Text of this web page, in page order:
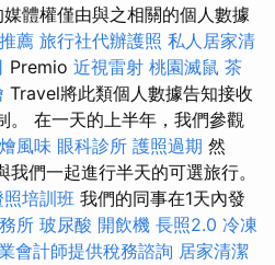
體權僅由與之相關的個人數據
薦 旅行社代辦護照 私人居家清
Premio 近視雷射 桃園滅鼠 茶
Travel將此類個人數據告知接收
。 在一天的上半年，我們參觀
風味 眼科診所 護照過期 然
們一起進行半天的可選旅行。
培訓班 我們的同事在1天內發
所 玻尿酸 開飲機 長照2.0 冷凍
會計師提供稅務諮詢 居家清潔